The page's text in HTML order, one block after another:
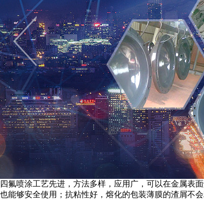
四氟喷涂工艺先进，方法多样，应用广，可以在金属表
也能够安全使用；抗粘性好，熔化的包装薄膜的渣屑不